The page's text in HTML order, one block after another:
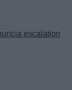
escalation